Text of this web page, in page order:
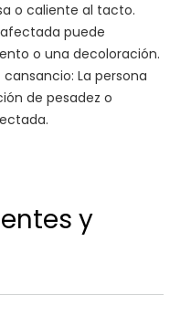
o caliente al tacto.
puede
o una decoloración.
La persona
de pesadez o
y